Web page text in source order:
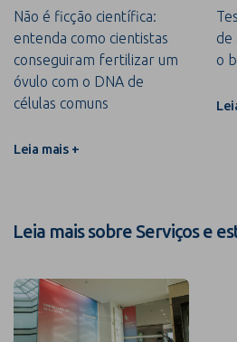
Não é ficção científica:
entenda como cientistas
conseguiram fertilizar um
óvulo com o DNA de
células comuns
Leia mais +
de
o
Leia mais sobre Serviços e